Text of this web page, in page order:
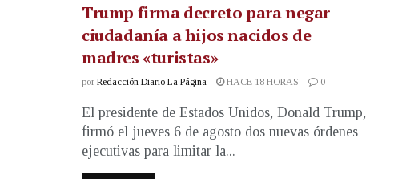
Trump firma decreto para negar
ciudadanía a hijos nacidos de
madres «turistas»
por Redacción Diario La Página HACE 18 HORAS 0
El presidente de Estados Unidos, Donald Trump,
firmó el jueves 6 de agosto dos nuevas órdenes
ejecutivas para limitar la...